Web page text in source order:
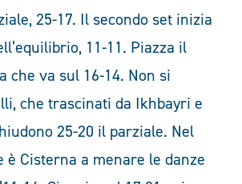
25-17. Il secondo set inizia
11-11. Piazza il
che va sul 16-14. Non si
che trascinati da Ikhbayri e
25-20 il parziale. Nel
è Cisterna a menare le danze